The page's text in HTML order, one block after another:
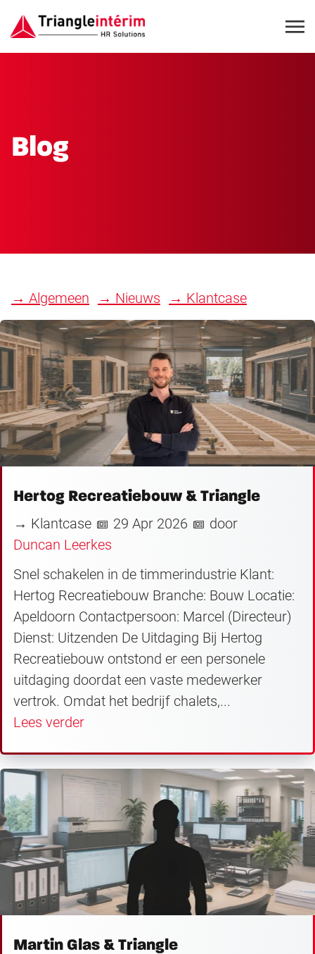
Blog
→ Algemeen → Nieuws → Klantcase
Hertog Recreatiebouw & Triangle
→ Klantcase 29 Apr 2026
door
Duncan Leerkes
Snel schakelen in de timmerindustrie Klant:
Hertog Recreatiebouw Branche: Bouw Locatie:
Apeldoorn Contactpersoon: Marcel (Directeur)
Dienst: Uitzenden De Uitdaging Bij Hertog
Recreatiebouw ontstond er een personele
uitdaging doordat een vaste medewerker
vertrok. Omdat het bedrijf chalets,...
Lees verder
Martin Glas & Triangle